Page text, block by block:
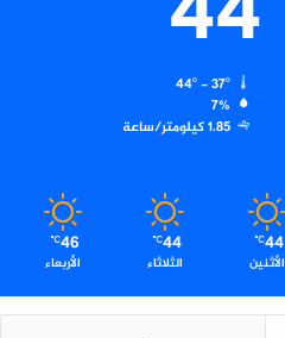
7%
1.85 كيلومتر/ساعة
44
℃
الأثنين
44
℃
الثلاثاء
46
℃
الأربعاء